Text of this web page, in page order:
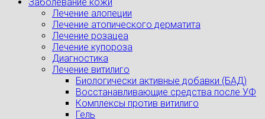
Заболевание кожи
Лечение алопеции
Лечение атопического дерматита
Лечение розацеа
Лечение купороза
Диагностика
Лечение витилиго
Биологически активные добавки (БАД)
Восстанавливающие средства после УФ
Комплексы против витилиго
Гель